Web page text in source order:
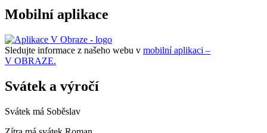
Mobilní aplikace
Sledujte informace z našeho webu v mobilní aplikaci –
V OBRAZE.
Svátek a výročí
Svátek má Soběslav